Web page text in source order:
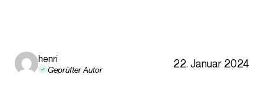
henri
Geprüfter Autor 22. Januar 2024